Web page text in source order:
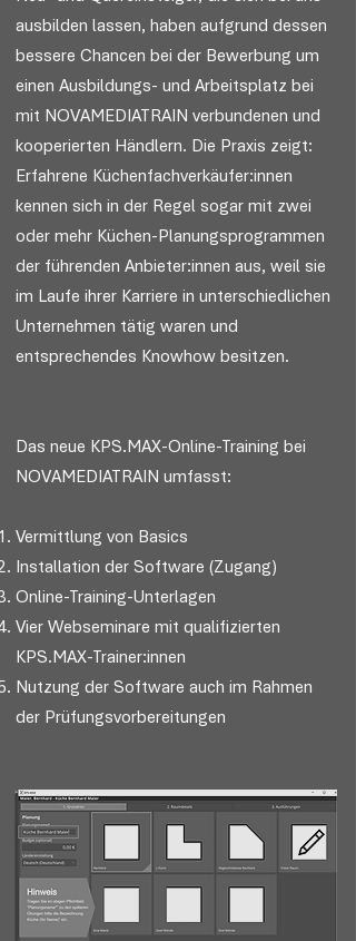
ausbilden lassen, haben aufgrund dessen
bessere Chancen bei der Bewerbung um
einen Ausbildungs- und Arbeitsplatz bei
mit NOVAMEDIATRAIN verbundenen und
kooperierten Händlern. Die Praxis zeigt:
Erfahrene Küchenfachverkäufer:innen
kennen sich in der Regel sogar mit zwei
oder mehr Küchen-Planungsprogrammen
der führenden Anbieter:innen aus, weil sie
im Laufe ihrer Karriere in unterschiedlichen
Unternehmen tätig waren und
entsprechendes Knowhow besitzen.
Das neue KPS.MAX-Online-Training bei
NOVAMEDIATRAIN umfasst:
Vermittlung von Basics
Installation der Software (Zugang)
Online-Training-Unterlagen
Vier Webseminare mit qualifizierten
KPS.MAX-Trainer:innen
Nutzung der Software auch im Rahmen
der Prüfungsvorbereitungen